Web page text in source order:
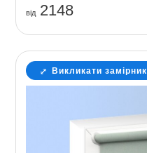
вiд2148
Викликати